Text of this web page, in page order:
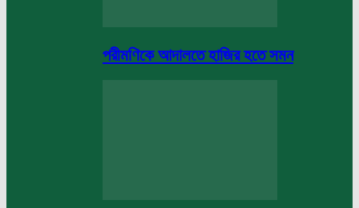
পরীমণিকে আদালতে হাজির হতে সমন